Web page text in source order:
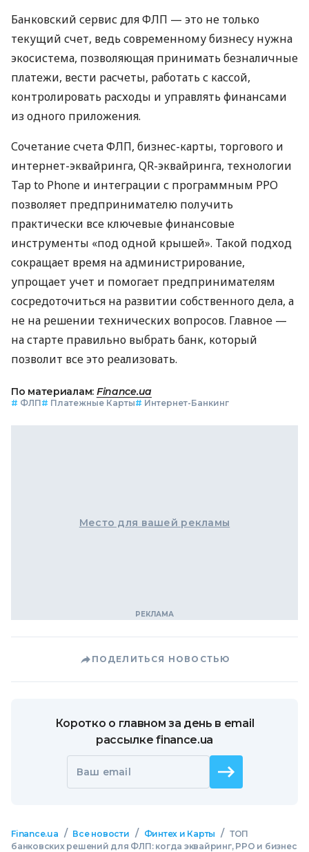
Банковский сервис для ФЛП — это не только
текущий счет, ведь современному бизнесу нужна
экосистема, позволяющая принимать безналичные
платежи, вести расчеты, работать с кассой,
контролировать расходы и управлять финансами
из одного приложения.
Сочетание счета ФЛП, бизнес-карты, торгового и
интернет-эквайринга, QR-эквайринга, технологии
Tap to Phone и интеграции с программным РРО
позволяет предпринимателю получить
практически все ключевые финансовые
инструменты «под одной крышей». Такой подход
сокращает время на администрирование,
упрощает учет и помогает предпринимателям
сосредоточиться на развитии собственного дела, а
не на решении технических вопросов. Главное —
на старте правильно выбрать банк, который
позволит все это реализовать.
По материалам: Finance.ua
# ФЛП# Платежные Карты# Интернет-Банкинг
Место для вашей рекламы
ПОДЕЛИТЬСЯ НОВОСТЬЮ
Коротко о главном за день в email
рассылке finance.ua
Ваш email
Finance.ua / Все новости / Финтех и Карты / ТОП
банковских решений для ФЛП: когда эквайринг, РРО и бизнес